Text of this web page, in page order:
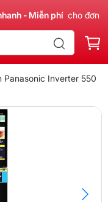
- Miễn phí cho đơn
Panasonic Inverter 550